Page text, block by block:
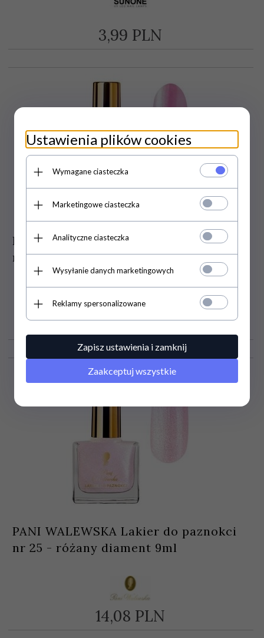
3,99 PLN
PANI WALEWSKA Lakier do paznokci
nr 24 - różowa perła 9ml
14,08 PLN
PANI WALEWSKA Lakier do paznokci
nr 25 - różany diament 9ml
14,08 PLN
Ustawienia plików cookies
Wymagane ciasteczka
Marketingowe ciasteczka
Analityczne ciasteczka
Wysyłanie danych marketingowych
Reklamy spersonalizowane
Zapisz ustawienia i zamknij
Zaakceptuj wszystkie